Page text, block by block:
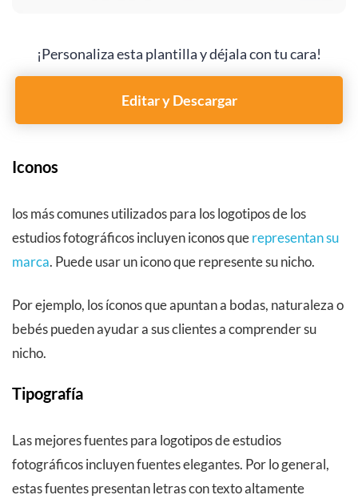
¡Personaliza esta plantilla y déjala con tu cara!
Editar y Descargar
Iconos
los más comunes utilizados para los logotipos de los
estudios fotográficos incluyen iconos querepresentan su
marca. Puede usar un icono que represente su nicho.
Por ejemplo, los íconos que apuntan a bodas, naturaleza o
bebés pueden ayudar a sus clientes a comprender su
nicho.
Tipografía
Las mejores fuentes para logotipos de estudios
fotográficos incluyen fuentes elegantes. Por lo general,
estas fuentes presentan letras con texto altamente